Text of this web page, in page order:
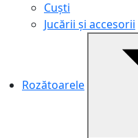
Cuști
Jucării și accesorii
Rozătoarele